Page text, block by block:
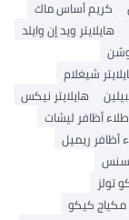
كريم أساس ماك
هايلايتر ويد إن وايلد
شيغلام
هايلايتر نيكس
طلاء أظافر ليشات
أظافر ريميل
تولز
كيكو